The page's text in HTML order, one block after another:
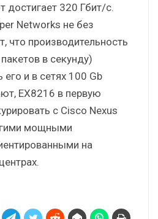
достигает 320 Гбит/с.
Networks не без
что производительность
в секунду)
и в сетях 100 Gb
EX8216 в первую
с Cisco Nexus
мощными
на